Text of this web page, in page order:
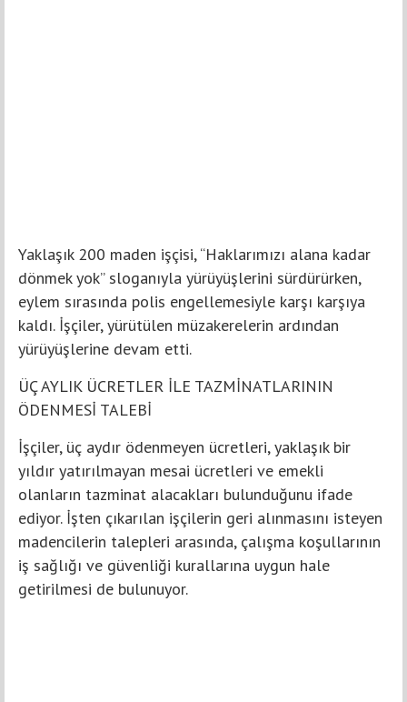
Yaklaşık 200 maden işçisi, “Haklarımızı alana kadar
dönmek yok” sloganıyla yürüyüşlerini sürdürürken,
eylem sırasında polis engellemesiyle karşı karşıya
kaldı. İşçiler, yürütülen müzakerelerin ardından
yürüyüşlerine devam etti.
ÜÇ AYLIK ÜCRETLER İLE TAZMİNATLARININ
ÖDENMESİ TALEBİ
İşçiler, üç aydır ödenmeyen ücretleri, yaklaşık bir
yıldır yatırılmayan mesai ücretleri ve emekli
olanların tazminat alacakları bulunduğunu ifade
ediyor. İşten çıkarılan işçilerin geri alınmasını isteyen
madencilerin talepleri arasında, çalışma koşullarının
iş sağlığı ve güvenliği kurallarına uygun hale
getirilmesi de bulunuyor.